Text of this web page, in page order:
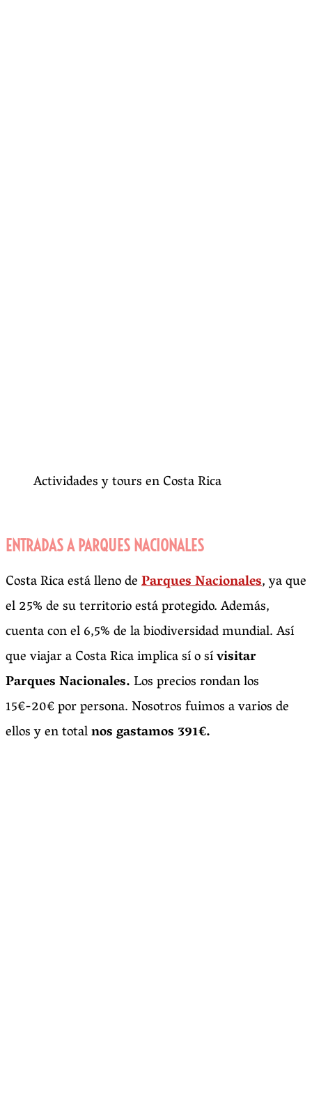
Actividades y tours en Costa Rica
ENTRADAS A PARQUES NACIONALES
Costa Rica está lleno deParques Nacionales, ya que
el 25% de su territorio está protegido. Además,
cuenta con el 6,5% de la biodiversidad mundial. Así
que viajar a Costa Rica implica sí o sívisitar
Parques Nacionales.Los precios rondan los
15€-20€ por persona. Nosotros fuimos a varios de
ellos y en totalnos gastamos 391€.